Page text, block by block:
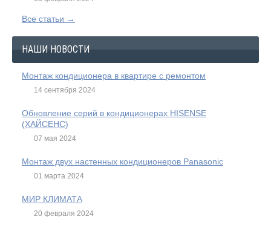
Все статьи →
НАШИ НОВОСТИ
Монтаж кондиционера в квартире с ремонтом
14 сентября 2024
Обновление серий в кондиционерах HISENSE
(ХАЙСЕНС)
07 мая 2024
Монтаж двух настенных кондиционеров Panasonic
01 марта 2024
МИР КЛИМАТА
20 февраля 2024